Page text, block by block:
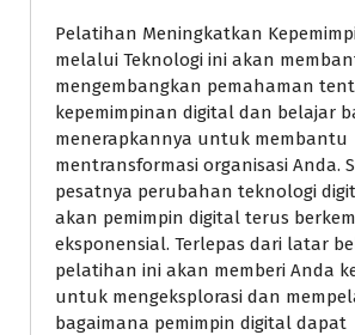
Pelatihan Meningkatkan
melalui Teknologi ini akan
mengembangkan pemahaman
kepemimpinan digital dan belajar
menerapkannya untuk membantu
mentransformasi organisasi Anda.
pesatnya perubahan teknologi
akan pemimpin digital terus
eksponensial. Terlepas dari latar
pelatihan ini akan memberi Anda
untuk mengeksplorasi dan
bagaimana pemimpin digital dapat